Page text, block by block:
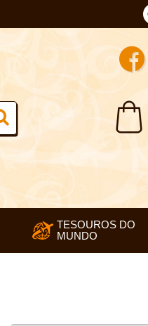
TESOUROS DO
MUNDO